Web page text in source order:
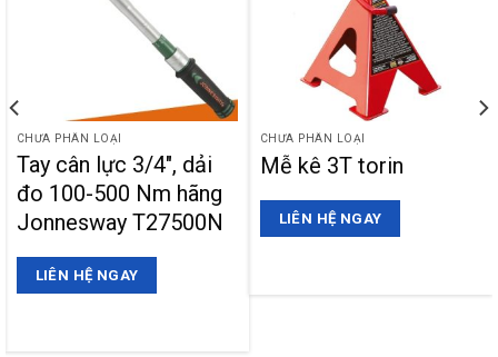
CHƯA PHÂN LOẠI
Tay cân lực 3/4″, dải
đo 100-500 Nm hãng
Jonnesway T27500N
LIÊN HỆ NGAY
CHƯA PHÂN LOẠI
Mễ kê 3T torin
LIÊN HỆ NGAY